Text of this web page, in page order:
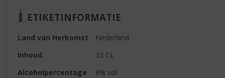
ETIKETINFORMATIE
Land van Herkomst
Nederland
Inhoud
33 CL
Alcoholpercentage
8% vol